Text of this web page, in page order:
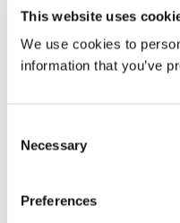
This website uses
We use cookies to
information that you’ve
Selection
Necessary
Preferences